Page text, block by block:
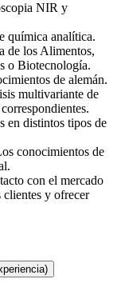
NIR y
química analítica.
de los Alimentos,
o Biotecnología.
de alemán.
multivariante de
en distintos tipos de
conocimientos de
con el mercado
clientes y ofrecer